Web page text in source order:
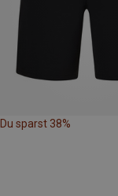
Du sparst 38%